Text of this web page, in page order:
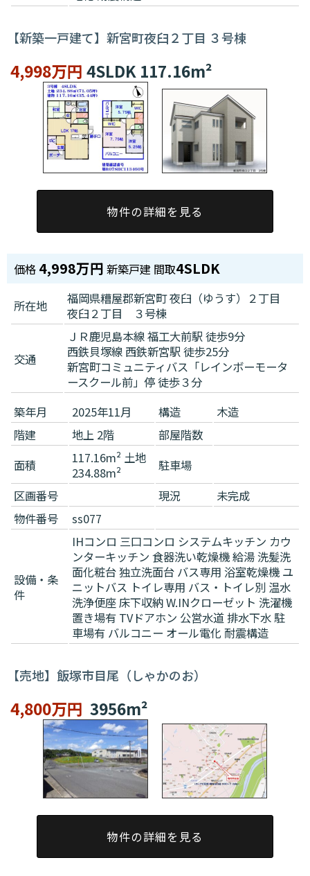
【新築一戸建て】新宮町夜臼２丁目 ３号棟
4,998万円 4SLDK 117.16m²
物件の詳細を見る
価格 4,998万円新築戸建 間取4SLDK
所在地
福岡県糟屋郡新宮町 夜臼（ゆうす）２丁目
夜臼２丁目 ３号棟
交通
ＪＲ鹿児島本線 福工大前駅 徒歩9分
西鉄貝塚線 西鉄新宮駅 徒歩25分
新宮町コミュニティバス「レインボーモータ
ースクール前」停 徒歩３分
築年月
2025年11月 構造
木造
階建
地上 2階
部屋階数
面積
117.16m² 土地
234.88m²
駐車場
区画番号
現況
未完成
物件番号
ss077
設備・条
件
IHコンロ 三口コンロ システムキッチン カウ
ンターキッチン 食器洗い乾燥機給湯洗髪洗
面化粧台独立洗面台 バス専用 浴室乾燥機 ユ
ニットバス トイレ専用 バス・トイレ別 温水
洗浄便座 床下収納W.INクローゼット 洗濯機
置き場有 TVドアホン 公営水道排水下水 駐
車場有 バルコニー オール電化 耐震構造
【売地】飯塚市目尾（しゃかのお）
4,800万円 3956m²
物件の詳細を見る